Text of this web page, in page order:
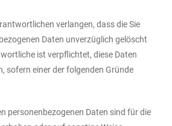
verlangen, dass die Sie
Daten unverzüglich gelöscht
ist verpflichtet, diese Daten
sofern einer der folgenden Gründe
personenbezogenen Daten sind für die